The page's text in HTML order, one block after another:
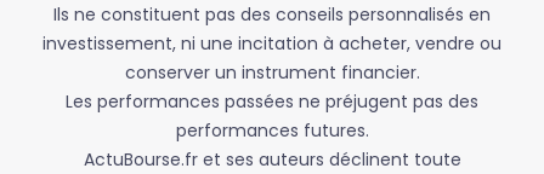
Ils ne constituent pas des conseils personnalisés en
investissement, ni une incitation à acheter, vendre ou
conserver un instrument financier.
Les performances passées ne préjugent pas des
performances futures.
ActuBourse.fr et ses auteurs déclinent toute